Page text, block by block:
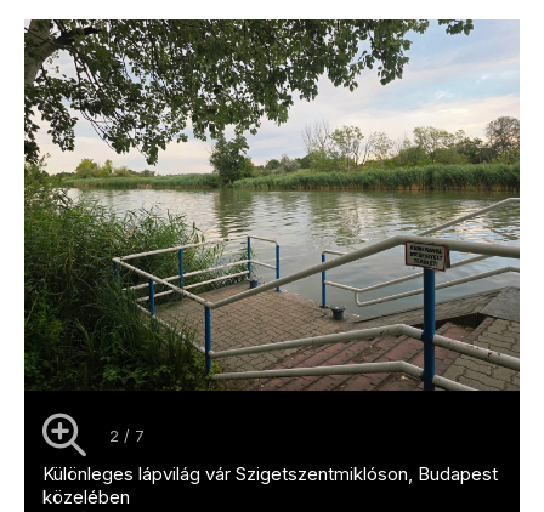
2 / 7
Különleges lápvilág vár Szigetszentmiklóson, Budapest
közelében